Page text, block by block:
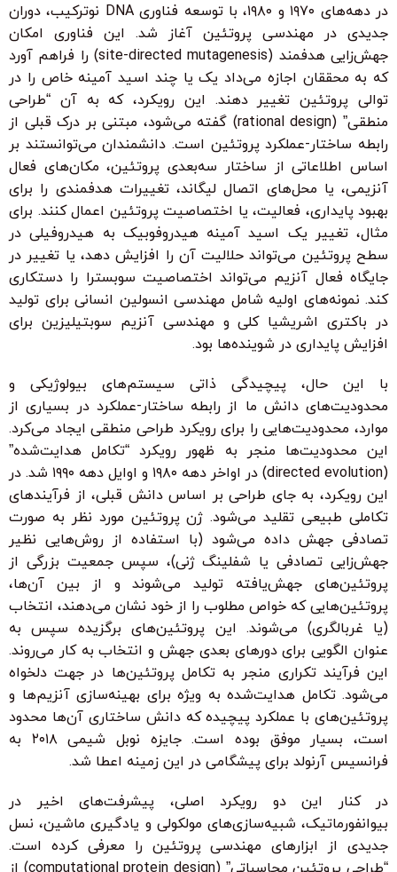
در دهه‌های ۱۹۷۰ و ۱۹۸۰، با توسعه فناوری DNA نوترکیب، دوران
جدیدی در مهندسی پروتئین آغاز شد. این فناوری امکان
جهش‌زایی هدفمند (site-directed mutagenesis) را فراهم آورد
که به محققان اجازه می‌داد یک یا چند اسید آمینه خاص را در
توالی پروتئین تغییر دهند. این رویکرد، که به آن “طراحی
منطقی” (rational design) گفته می‌شود، مبتنی بر درک قبلی از
رابطه ساختار-عملکرد پروتئین است. دانشمندان می‌توانستند بر
اساس اطلاعاتی از ساختار سه‌بعدی پروتئین، مکان‌های فعال
آنزیمی، یا محل‌های اتصال لیگاند، تغییرات هدفمندی را برای
بهبود پایداری، فعالیت، یا اختصاصیت پروتئین اعمال کنند. برای
مثال، تغییر یک اسید آمینه هیدروفوبیک به هیدروفیلی در
سطح پروتئین می‌تواند حلالیت آن را افزایش دهد، یا تغییر در
جایگاه فعال آنزیم می‌تواند اختصاصیت سوبسترا را دستکاری
کند. نمونه‌های اولیه شامل مهندسی انسولین انسانی برای تولید
در باکتری اشریشیا کلی و مهندسی آنزیم سوبتیلیزین برای
افزایش پایداری در شوینده‌ها بود.
با این حال، پیچیدگی ذاتی سیستم‌های بیولوژیکی و
محدودیت‌های دانش ما از رابطه ساختار-عملکرد در بسیاری از
موارد، محدودیت‌هایی را برای رویکرد طراحی منطقی ایجاد می‌کرد.
این محدودیت‌ها منجر به ظهور رویکرد “تکامل هدایت‌شده”
(directed evolution) در اواخر دهه ۱۹۸۰ و اوایل دهه ۱۹۹۰ شد. در
این رویکرد، به جای طراحی بر اساس دانش قبلی، از فرآیندهای
تکاملی طبیعی تقلید می‌شود. ژن پروتئین مورد نظر به صورت
تصادفی جهش داده می‌شود (با استفاده از روش‌هایی نظیر
جهش‌زایی تصادفی یا شفلینگ ژنی)، سپس جمعیت بزرگی از
پروتئین‌های جهش‌یافته تولید می‌شوند و از بین آن‌ها،
پروتئین‌هایی که خواص مطلوب را از خود نشان می‌دهند، انتخاب
(یا غربالگری) می‌شوند. این پروتئین‌های برگزیده سپس به
عنوان الگویی برای دورهای بعدی جهش و انتخاب به کار می‌روند.
این فرآیند تکراری منجر به تکامل پروتئین‌ها در جهت دلخواه
می‌شود. تکامل هدایت‌شده به ویژه برای بهینه‌سازی آنزیم‌ها و
پروتئین‌های با عملکرد پیچیده که دانش ساختاری آن‌ها محدود
است، بسیار موفق بوده است. جایزه نوبل شیمی ۲۰۱۸ به
فرانسیس آرنولد برای پیشگامی در این زمینه اعطا شد.
در کنار این دو رویکرد اصلی، پیشرفت‌های اخیر در
بیوانفورماتیک، شبیه‌سازی‌های مولکولی و یادگیری ماشین، نسل
جدیدی از ابزارهای مهندسی پروتئین را معرفی کرده است.